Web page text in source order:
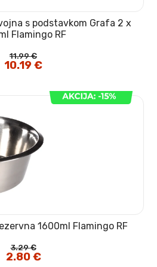
s podstavkom Grafa 2 x
Flamingo RF
11.99€
Izvirna
cena
10.19€Trenutna
cena
1600ml Flamingo RF
3.29€
Izvirna
cena
2.80€Trenutna
cena